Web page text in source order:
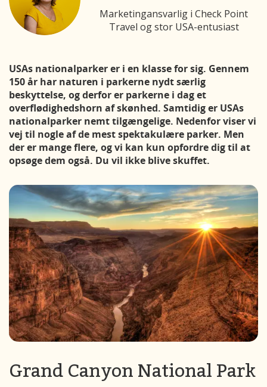
Marketingansvarlig i Check Point
Travel og stor USA-entusiast
USAs nationalparker er i en klasse for sig. Gennem
150 år har naturen i parkerne nydt særlig
beskyttelse, og derfor er parkerne i dag et
overflødighedshorn af skønhed. Samtidig er USAs
nationalparker nemt tilgængelige. Nedenfor viser vi
vej til nogle af de mest spektakulære parker. Men
der er mange flere, og vi kan kun opfordre dig til at
opsøge dem også. Du vil ikke blive skuffet.
Grand Canyon National Park